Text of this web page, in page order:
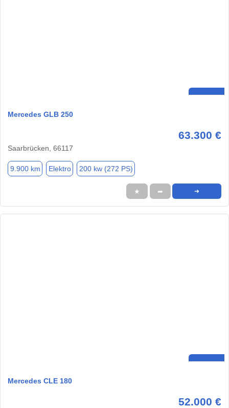
Mercedes GLB 250
63.300 €
Saarbrücken, 66117
9.900 km Elektro 200 kw (272 PS)
★ ➦ ➜
Mercedes CLE 180
52.000 €